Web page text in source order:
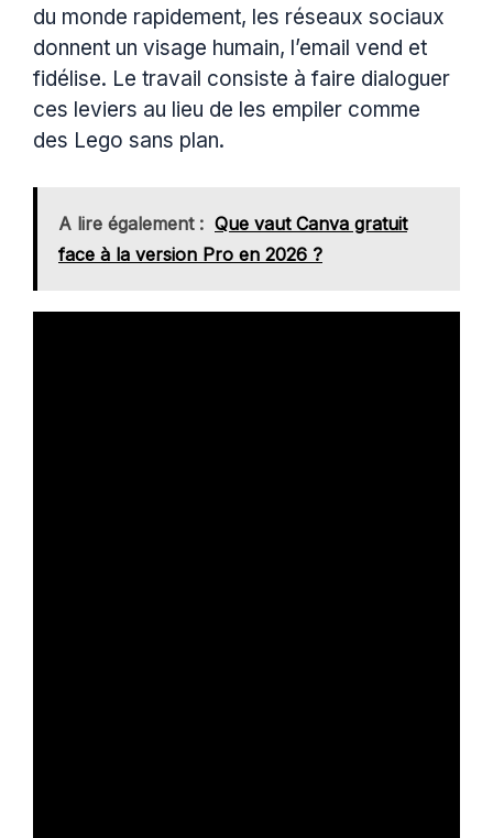
du monde rapidement, les réseaux sociaux
donnent un visage humain, l’email vend et
fidélise. Le travail consiste à faire dialoguer
ces leviers au lieu de les empiler comme
des Lego sans plan.
A lire également : Que vaut Canva gratuit
face à la version Pro en 2026 ?